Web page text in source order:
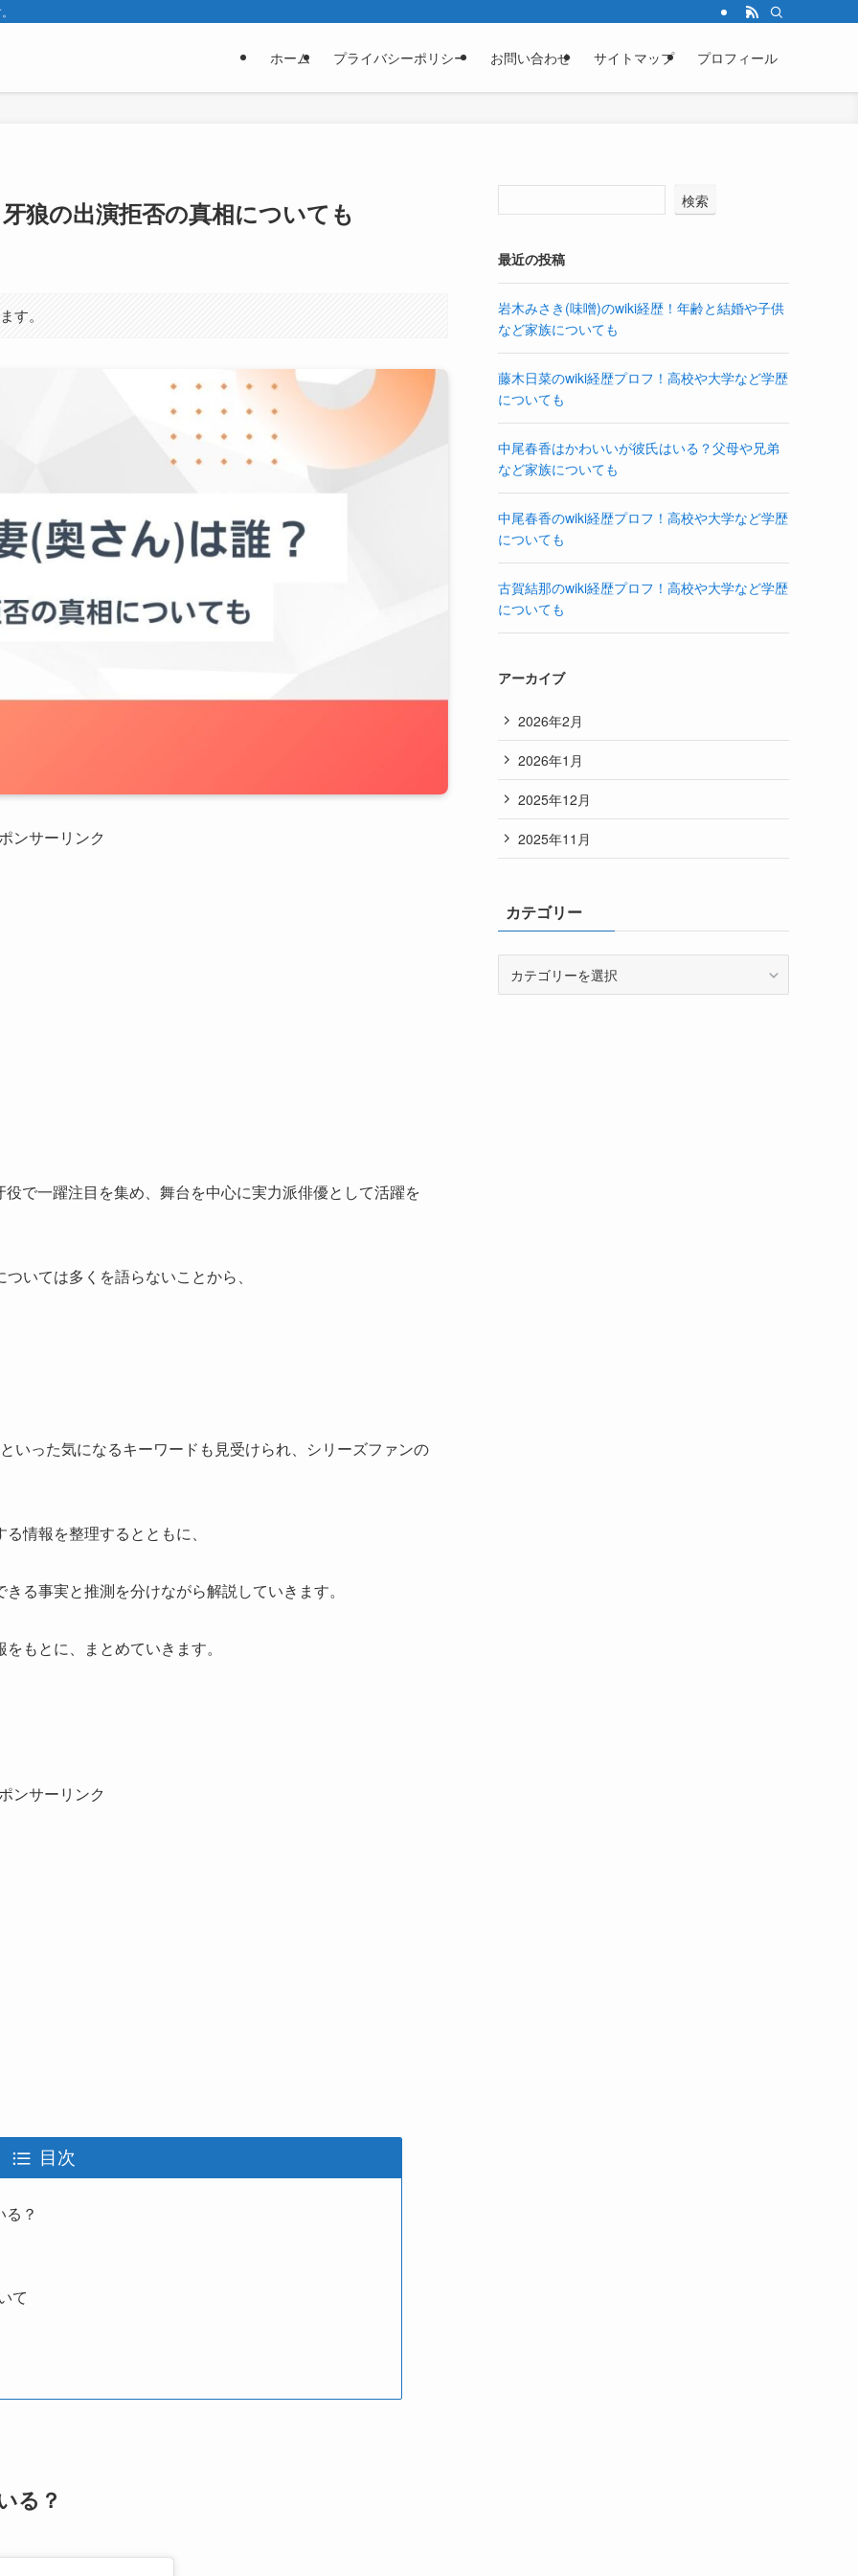
ホーム プライバシーポリシー お問い合わせ サイトマップ プロフィール
狼の出演拒否の真相についても
す。
ンサーリンク
で一躍注目を集め、舞台を中心に実力派俳優として活躍を
いては多くを語らないことから、
といった気になるキーワードも見受けられ、シリーズファンの
情報を整理するとともに、
る事実と推測を分けながら解説していきます。
もとに、まとめていきます。
ンサーリンク
目次
？
て
る？
検索
最近の投稿
岩木みさき(味噌)のwiki経歴！年齢と結婚や子供
など家族についても
藤木日菜のwiki経歴プロフ！高校や大学など学歴
についても
中尾春香はかわいいが彼氏はいる？父母や兄弟
など家族についても
中尾春香のwiki経歴プロフ！高校や大学など学歴
についても
古賀結那のwiki経歴プロフ！高校や大学など学歴
についても
アーカイブ
2026年2月
2026年1月
2025年12月
2025年11月
カテゴリー